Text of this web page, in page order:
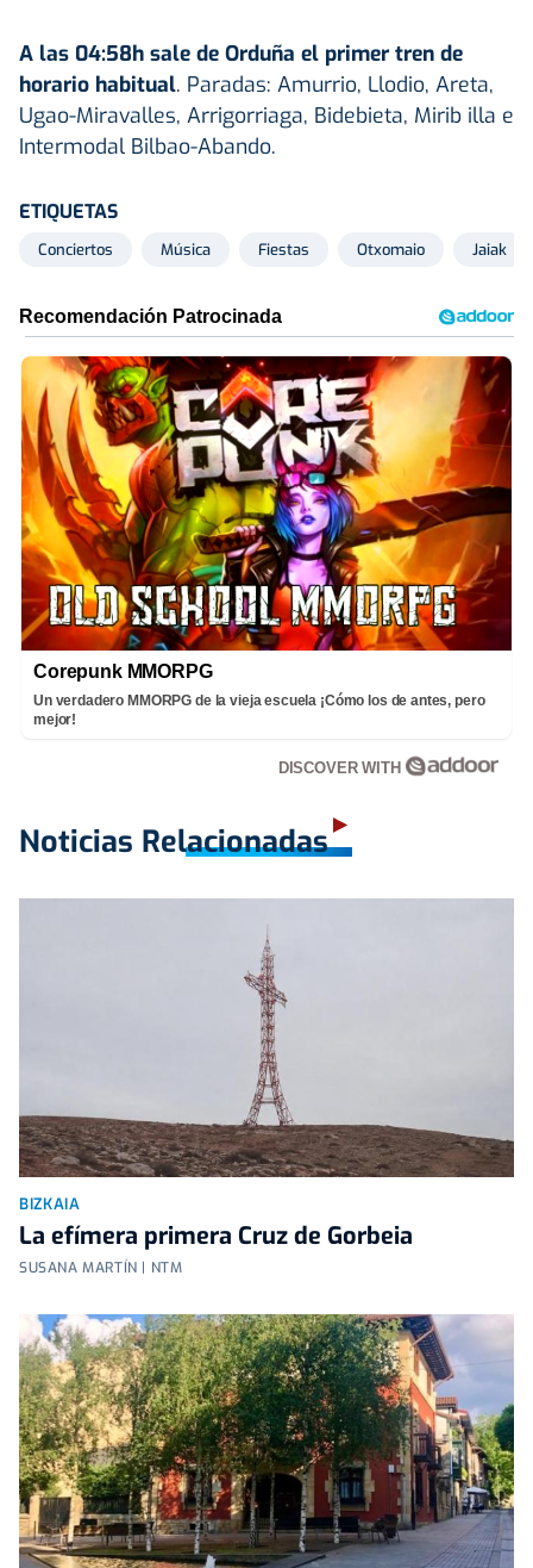
A las 04:58h sale de Orduña el primer tren de
horario habitual. Paradas: Amurrio, Llodio, Areta,
Ugao-Miravalles, Arrigorriaga, Bidebieta, Mirib illa e
Intermodal Bilbao-Abando.
ETIQUETAS
Conciertos Música Fiestas Otxomaio Jaiak
Corepunk MMORPG
Un verdadero MMORPG de la vieja escuela ¡Cómo los de antes, pero
mejor!
DISCOVER WITH
Noticias Relacionadas
BIZKAIA
La efímera primera Cruz de Gorbeia
SUSANA MARTÍN | NTM